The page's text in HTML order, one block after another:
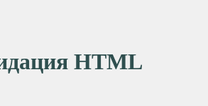
HTML